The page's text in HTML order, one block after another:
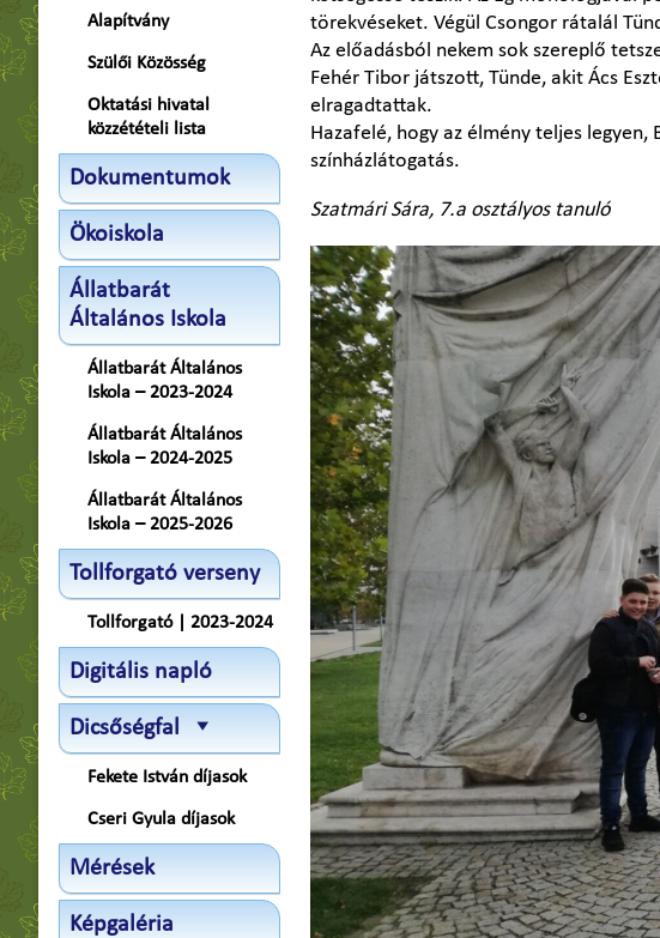
Alapítvány
Szülői Közösség
Oktatási hivatal
közzétételi lista
Dokumentumok
Ökoiskola
Állatbarát
Általános Iskola
Állatbarát Általános
Iskola – 2023-2024
Állatbarát Általános
Iskola – 2024-2025
Állatbarát Általános
Iskola – 2025-2026
Tollforgató verseny
Tollforgató | 2023-2024
Digitális napló
Dicsőségfal
Fekete István díjasok
Cseri Gyula díjasok
Mérések
Képgaléria
törekvéseket. Végül Csongor rátalál
Az előadásból nekem sok szereplő
Fehér Tibor játszott, Tünde, akit Ács
elragadtattak.
Hazafelé, hogy az élmény teljes
színházlátogatás.
Szatmári Sára, 7.a osztályos tanuló